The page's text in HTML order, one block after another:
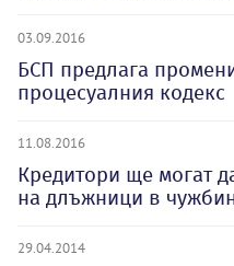
03.09.2016
БСП предлага
процесуалния кодекс
11.08.2016
Кредитори ще могат
на длъжници в
29.04.2014